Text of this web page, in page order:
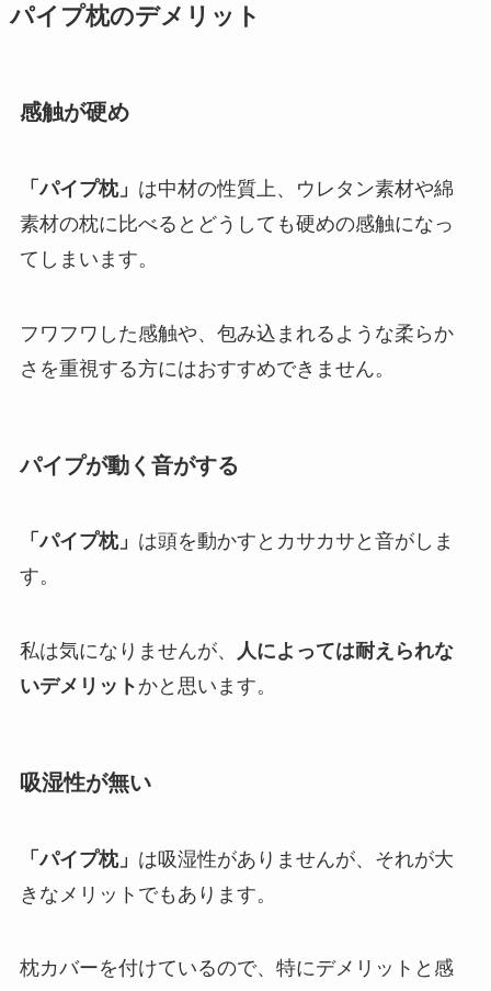
パイプ枕のデメリット
感触が硬め
「パイプ枕」 は中材の性質上、ウレタン素材や綿
素材の枕に比べるとどうしても硬めの感触になっ
てしまいます。
フワフワした感触や、包み込まれるような柔らか
さを重視する方にはおすすめできません。
パイプが動く音がする
「パイプ枕」 は頭を動かすとカサカサと音がしま
す。
私は気になりませんが、
人によっては耐えられな
いデメリット かと思います。
吸湿性が無い
「パイプ枕」 は吸湿性がありませんが、それが大
きなメリットでもあります。
枕カバーを付けているので、特にデメリットと感